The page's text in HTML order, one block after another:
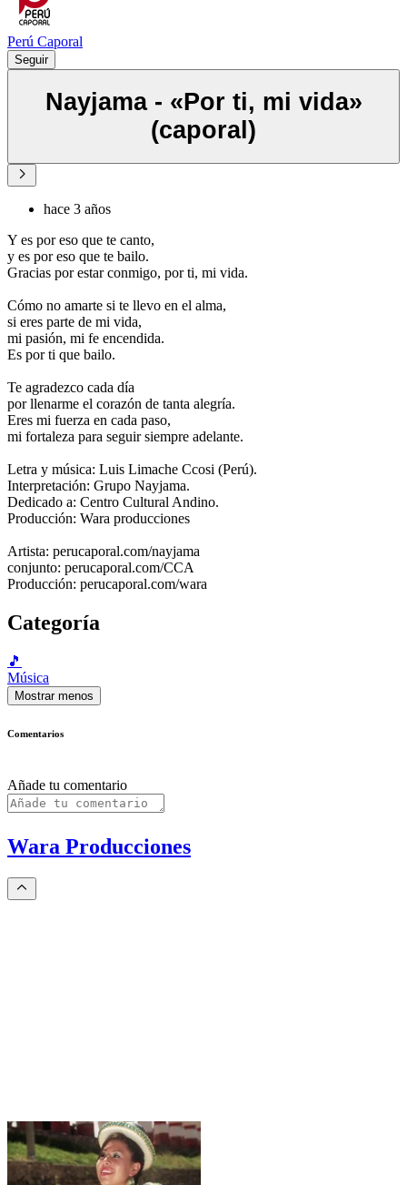
Perú Caporal
Seguir
Nayjama - «Por ti, mi vida»
(caporal)
hace 3 años
Y es por eso que te canto,
y es por eso que te bailo.
Gracias por estar conmigo, por ti, mi vida.
Cómo no amarte si te llevo en el alma,
si eres parte de mi vida,
mi pasión, mi fe encendida.
Es por ti que bailo.
Te agradezco cada día
por llenarme el corazón de tanta alegría.
Eres mi fuerza en cada paso,
mi fortaleza para seguir siempre adelante.
Letra y música: Luis Limache Ccosi (Perú).
Interpretación: Grupo Nayjama.
Dedicado a: Centro Cultural Andino.
Producción: Wara producciones
Artista: perucaporal.com/nayjama
conjunto: perucaporal.com/CCA
Producción: perucaporal.com/wara
Categoría
🎵
Música
Mostrar menos
Comentarios
Añade tu comentario
Wara Producciones